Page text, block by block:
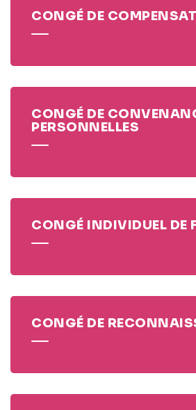
CONGÉ DE
CONGÉ DE
PERSONNELLES
CONGÉ INDIVIDUEL DE
CONGÉ DE